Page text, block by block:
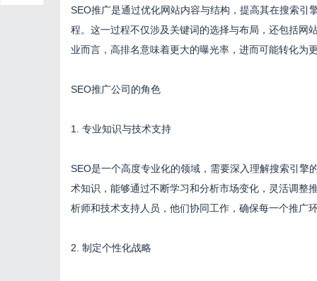
SEO推广是通过优化网站内容与结构，提高其在搜索引
程。这一过程不仅涉及关键词的选择与布局，还包括网
业而言，高排名意味着更大的曝光率，进而可能转化为
SEO推广公司的角色
1. 专业知识与技术支持
SEO是一个高度专业化的领域，需要深入理解搜索引擎
术知识，能够通过不断学习和分析市场变化，灵活调整
析师和技术支持人员，他们协同工作，确保每一个推广
2. 制定个性化战略